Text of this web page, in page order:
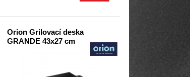
Orion Grilovací deska
GRANDE 43x27 cm